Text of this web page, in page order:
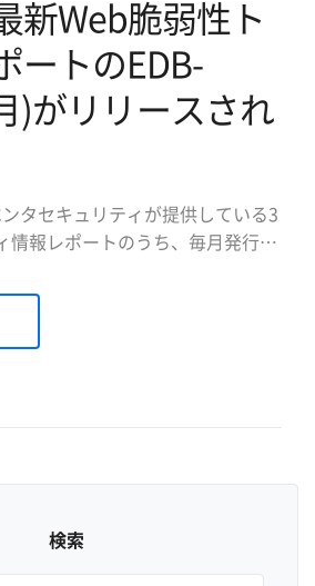
新Web脆弱性ト
ートのEDB-
)がリリースされ
タセキュリティが提供している3
情報レポートのうち、毎月発行さ
脆弱性関連のオプーン情報である
されているWeb脆弱性の項目をも
し、ペンタセキュリティのR&Dセ
検索